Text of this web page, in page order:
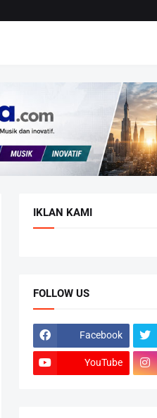
IKLAN KAMI
FOLLOW US
Facebook
YouTube